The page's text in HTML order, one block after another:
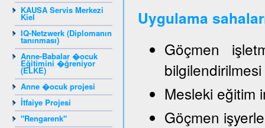
KAUSA Servis Merkezi
Kiel
IQ-Netzwerk (Diplomanın
tanınması)
Anne-Babalar �ocuk
Eğitimini �ğreniyor
(ELKE)
Anne �ocuk projesi
İtfaiye Projesi
"Rengarenk"
Uygulama
Göçmen
bilgilendirilmesi
Mesleki eğitim
Göçmen